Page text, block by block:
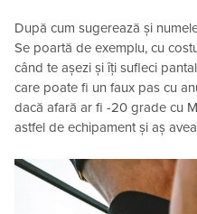
După cum sugerează și
Se poartă de exemplu, cu
când te așezi și îți sufleci
care poate fi un faux pas cu
dacă afară ar fi -20 grade cu
astfel de echipament și aș